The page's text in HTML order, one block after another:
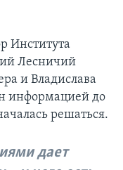
Института
Лесничий
и Владислава
информацией до
решаться.
дает